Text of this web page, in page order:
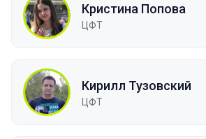
Кристина Попова
ЦФТ
Кирилл Тузовский
ЦФТ